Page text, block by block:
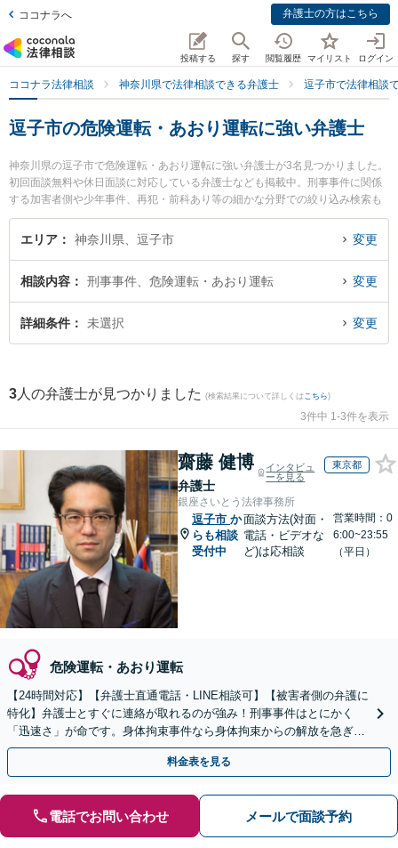
ココナラへ 弁護士の方はこちら
投稿する 探す 閲覧履歴 マイリスト ログイン
ココナラ法律相談 神奈川県で法律相談できる弁護士 逗子市で法律相談
逗子市の危険運転・あおり運転に強い弁護士
神奈川県の逗子市で危険運転・あおり運転に強い弁護士が3名見つかりました。
初回面談無料や休日面談に対応している弁護士なども掲載中。刑事事件に関係
する加害者側や少年事件、再犯・前科あり等の細かな分野での絞り込み検索も
でき便利です。特に湘南よこすか法律事務所 逗子事務所の川尻 新弁護士や逗子
法律事務所の手島 万里弁護士、逗子・葉山法律事務所の奥園 龍太郎弁護士のプ
たい』『危険運転・あおり運転のトラブル解決の実績豊富な近くの弁護士を検
索したい』『初回相談無料で危険運転・あおり運転を法律相談できる逗子市内
の弁護士に相談予約したい』などでお困りの相談者さんにおすすめです。
エリア 神奈川県、逗子市 変更
相談内容 刑事事件、危険運転・あおり運転 変更
詳細条件 未選択 変更
3 人の弁護士が見つかりました (検索結果について詳しくは こちら)
3件中 1-3件を表示
齋藤 健博
弁護士
インタビュ
ーを見る
東京都
銀座さいとう法律事務所
逗子市 か
らも相談
受付中
面談方法(対面・
電話・ビデオな
ど)は応相談
営業時間：0
6:00~23:55
（平日）
危険運転・あおり運転
【24時間対応】【弁護士直通電話・LINE相談可】【被害者側の弁護に
特化】弁護士とすぐに連絡が取れるのが強み！刑事事件はとにかく
「迅速さ」が命です。身体拘束事件なら身体拘束からの解放を急ぎま
す。示談交渉はお任せください。
料金表を見る
電話でお問い合わせ メールで面談予約